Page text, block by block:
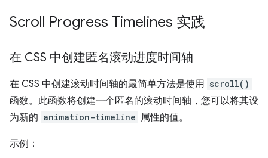
Scroll Progress Timelines 实践
在 CSS 中创建匿名滚动进度时间轴
在 CSS 中创建滚动时间轴的最简单方法是使用 scroll()
函数。此函数将创建一个匿名的滚动时间轴，您可以将其设
为新的 animation-timeline 属性的值。
示例：